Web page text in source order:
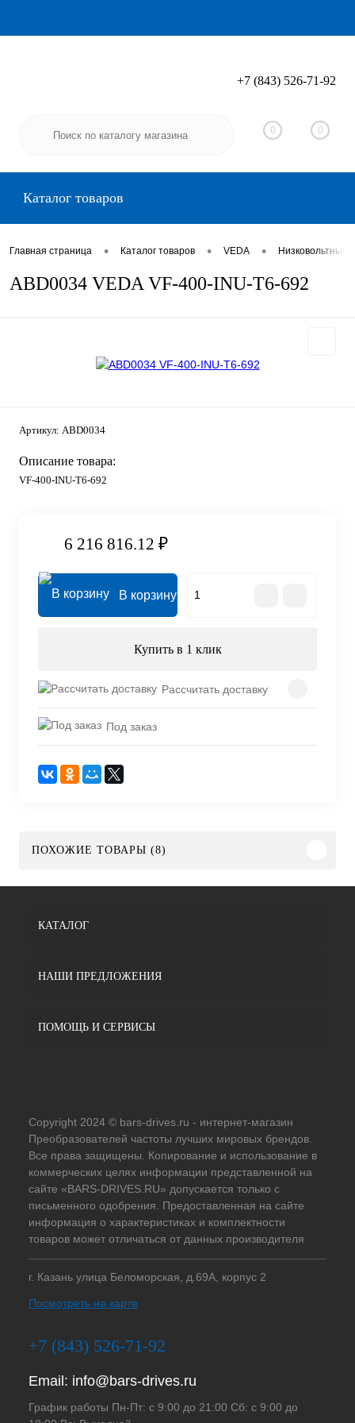
Вход Регистрация
+7 (843) 526-71-92
0 0
Каталог товаров
Главная страница • Каталог товаров • VEDA •
ABD0034 VEDA VF-400-INU-T6-692
Артикул: ABD0034
Описание товара:
VF-400-INU-T6-692
6 216 816.12 ₽
В корзину
Купить в 1 клик
Рассчитать доставку
Под заказ
ПОХОЖИЕ ТОВАРЫ (8)
КАТАЛОГ
НАШИ ПРЕДЛОЖЕНИЯ
ПОМОЩЬ И СЕРВИСЫ
Copyright 2024 © bars-drives.ru - интернет-магазин
Преобразователей частоты лучших мировых брендов.
Все права защищены. Копирование и использование в
коммерческих целях информации представленной на
сайте «BARS-DRIVES.RU» допускается только с
письменного одобрения. Предоставленная на сайте
информация о характеристиках и комплектности
товаров может отличаться от данных производителя
г. Казань улица Беломорская, д.69А, корпус 2
Посмотреть на карте
+7 (843) 526-71-92
Email: info@bars-drives.ru
График работы Пн-Пт: с 9:00 до 21:00 Сб: с 9:00 до